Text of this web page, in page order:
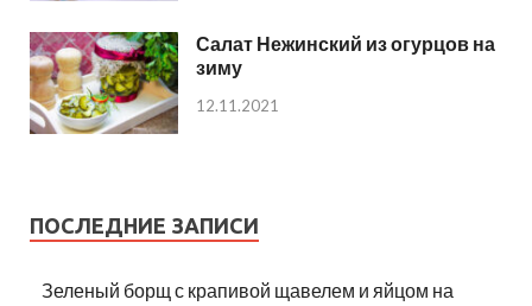
Салат Нежинский из огурцов на
зиму
12.11.2021
ПОСЛЕДНИЕ ЗАПИСИ
Зеленый борщ с крапивой щавелем и яйцом на